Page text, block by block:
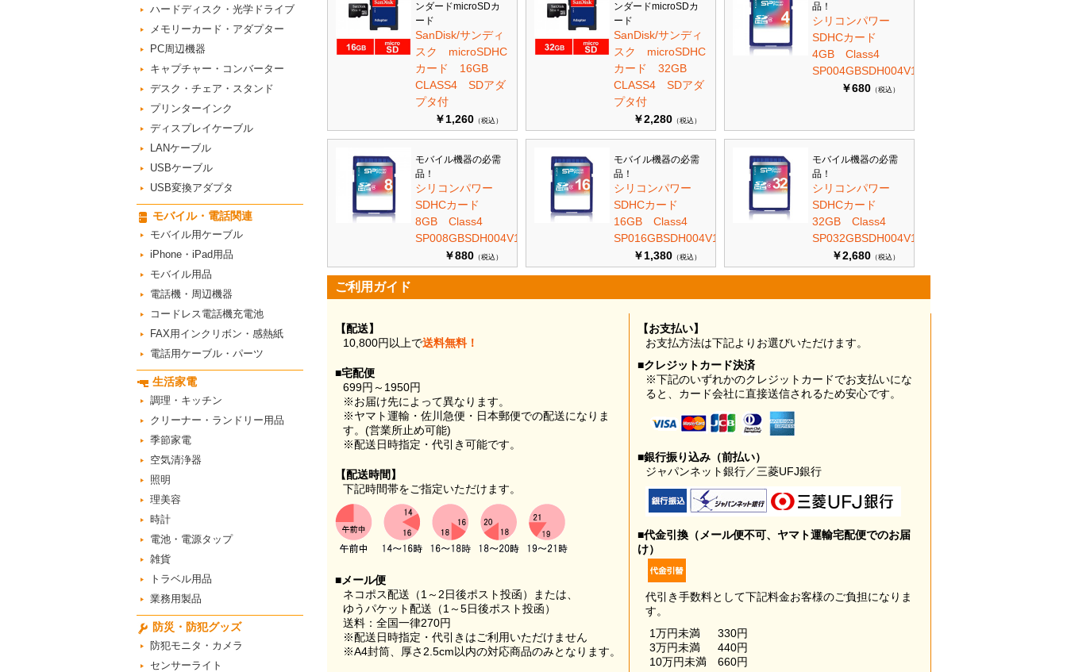
ハードディスク・光学ドライブ
メモリーカード・アダプター
PC周辺機器
キャプチャー・コンバーター
デスク・チェア・スタンド
プリンターインク
ディスプレイケーブル
LANケーブル
USBケーブル
USB変換アダプタ
モバイル・電話関連
モバイル用ケーブル
iPhone・iPad用品
モバイル用品
電話機・周辺機器
コードレス電話機充電池
FAX用インクリボン・感熱紙
電話用ケーブル・パーツ
生活家電
調理・キッチン
クリーナー・ランドリー用品
季節家電
空気清浄器
照明
理美容
時計
電池・電源タップ
雑貨
トラベル用品
業務用製品
防災・防犯グッズ
防犯モニタ・カメラ
センサーライト
ンダードmicroSDカ
ード
SanDisk/サンディ
スク microSDHC
カード 16GB
CLASS4 SDアダ
プタ付
￥1,260 （税込）
ンダードmicroSDカ
ード
SanDisk/サンディ
スク microSDHC
カード 32GB
CLASS4 SDアダ
プタ付
￥2,280 （税込）
品！
シリコンパワー
SDHCカード
4GB Class4
SP004GBSDH004V10
￥680 （税込）
モバイル機器の必需
品！
シリコンパワー
SDHCカード
8GB Class4
SP008GBSDH004V10
￥880 （税込）
モバイル機器の必需
品！
シリコンパワー
SDHCカード
16GB Class4
SP016GBSDH004V10
￥1,380 （税込）
モバイル機器の必需
品！
シリコンパワー
SDHCカード
32GB Class4
SP032GBSDH004V10
￥2,680 （税込）
ご利用ガイド
【配送】
10,800円以上で送料無料！
■宅配便
699円～1950円
※お届け先によって異なります。
※ヤマト運輸・佐川急便・日本郵便での配送になりま
す。(営業所止め可能)
※配送日時指定・代引き可能です。
【配送時間】
下記時間帯をご指定いただけます。
■メール便
ネコポス配送（1～2日後ポスト投函）または、
ゆうパケット配送（1～5日後ポスト投函）
送料：全国一律270円
※配送日時指定・代引きはご利用いただけません
※A4封筒、厚さ2.5cm以内の対応商品のみとなります。
【お支払い】
お支払方法は下記よりお選びいただけます。
■クレジットカード決済
※下記のいずれかのクレジットカードでお支払いにな
ると、カード会社に直接送信されるため安心です。
■銀行振り込み（前払い）
ジャパンネット銀行／三菱UFJ銀行
■代金引換（メール便不可、ヤマト運輸宅配便でのお届
け）
代引き手数料として下記料金お客様のご負担になりま
す。
1万円未満
330円
3万円未満
440円
10万円未満
660円